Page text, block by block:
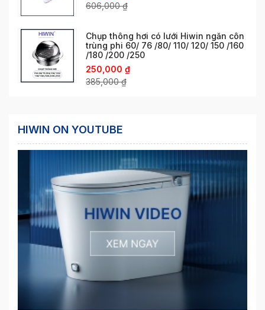
606,000₫
Chụp thông hơi có lưới Hiwin ngăn côn
trùng phi 60/ 76 /80/ 110/ 120/ 150 /160
/180 /200 /250
250,000 ₫
385,000₫
HIWIN ON YOUTUBE